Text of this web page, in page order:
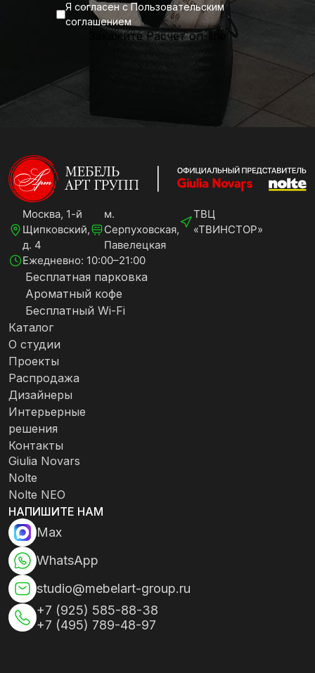
Я согласен сПользовательским
соглашением
Москва, 1-й
Щипковский,
д. 4
м.
Серпуховская,
Павелецкая
ТВЦ
«ТВИНСТОР»
Ежедневно: 10:00–21:00
Бесплатная парковка
Ароматный кофе
Бесплатный Wi-Fi
Каталог
О студии
Проекты
Распродажа
Дизайнеры
Интерьерные
решения
Контакты
Giulia Novars
Nolte
Nolte NEO
НАПИШИТЕ НАМ
Max
WhatsApp
studio@mebelart-group.ru
+7 (925) 585-88-38
+7 (495) 789-48-97